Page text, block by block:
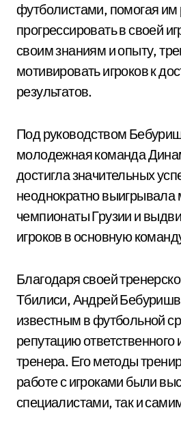
футболистами, помогая им
прогрессировать в своей
своим знаниям и опыту,
мотивировать игроков к
результатов.
Под руководством
молодежная команда
достигла значительных
неоднократно
чемпионаты Грузии и
игроков в основную
Благодаря своей
Тбилиси, Андрей
известным в футбольной
репутацию ответственного
тренера. Его методы
работе с игроками были
специалистами, так и